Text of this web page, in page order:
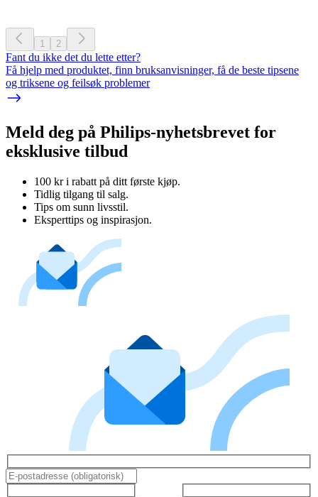
1 2
Fant du ikke det du lette etter?
Få hjelp med produktet, finn bruksanvisninger, få de beste tipsene
og triksene og feilsøk problemer
Meld deg på Philips-nyhetsbrevet for
eksklusive tilbud
100 kr i rabatt på ditt første kjøp.
Tidlig tilgang til salg.
Tips om sunn livsstil.
Eksperttips og inspirasjon.